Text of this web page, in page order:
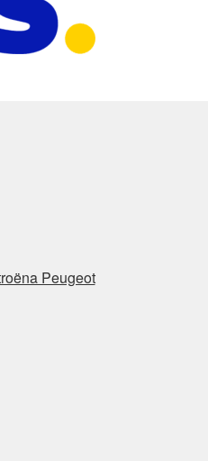
Peugeot